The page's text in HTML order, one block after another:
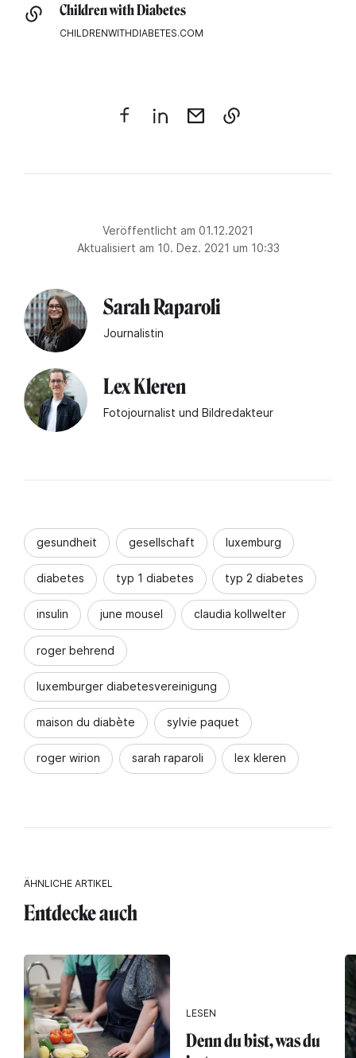
Children with Diabetes
CHILDRENWITHDIABETES.COM
Veröffentlicht am 01.12.2021
Aktualisiert am 10. Dez. 2021 um 10:33
Sarah Raparoli
Journalistin
Lex Kleren
Fotojournalist und Bildredakteur
gesundheit gesellschaft luxemburg
diabetes typ 1 diabetes typ 2 diabetes
insulin june mousel claudia kollwelter
roger behrend
luxemburger diabetesvereinigung
maison du diabète sylvie paquet
roger wirion sarah raparoli lex kleren
ÄHNLICHE ARTIKEL
Entdecke auch
LESEN
Denn du bist, was du